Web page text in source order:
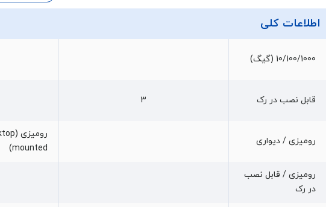
اطلاعات کلی
10/100/1000 (گیگ)
قابل نصب در رک 3
رومیزی / دیواری
mounted)
رومیزی / قابل نصب
در رک